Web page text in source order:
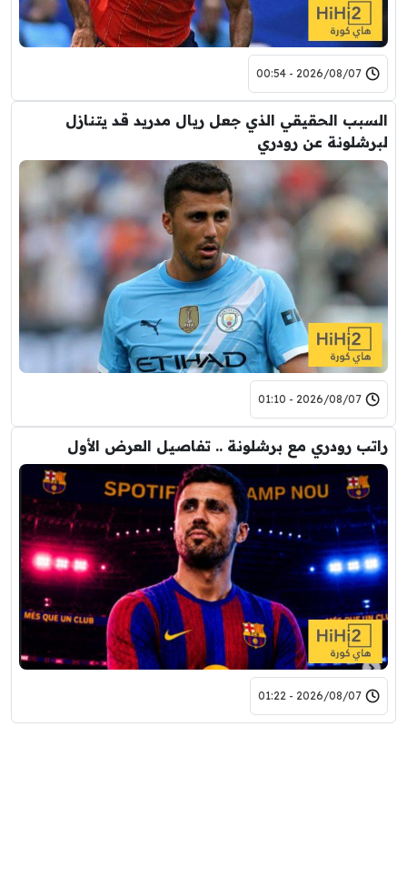
2026/08/07 - 00:54
السبب الحقيقي الذي جعل ريال مدريد قد يتنازل
لبرشلونة عن رودري
2026/08/07 - 01:10
راتب رودري مع برشلونة .. تفاصيل العرض الأول
2026/08/07 - 01:22